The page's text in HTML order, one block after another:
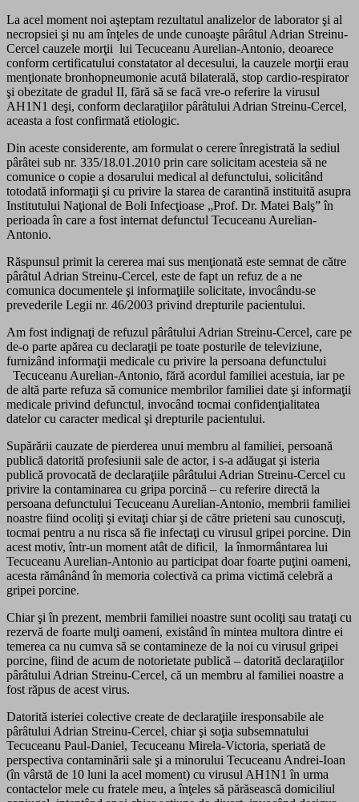
La acel moment noi aşteptam rezultatul analizelor de laborator şi al
necropsiei şi nu am înţeles de unde cunoaşte pârâtul Adrian Streinu-
Cercel cauzele morţii lui Tecuceanu Aurelian-Antonio, deoarece
conform certificatului constatator al decesului, la cauzele morţii erau
menţionate bronhopneumonie acută bilaterală, stop cardio-respirator
şi obezitate de gradul II, fără să se facă vre-o referire la virusul
AH1N1 deşi, conform declaraţiilor pârâtului Adrian Streinu-Cercel,
aceasta a fost confirmată etiologic.
Din aceste considerente, am formulat o cerere înregistrată la sediul
pârâtei sub nr. 335/18.01.2010 prin care solicitam acesteia să ne
comunice o copie a dosarului medical al defunctului, solicitând
totodată informaţii şi cu privire la starea de carantină instituită asupra
Institutului Naţional de Boli Infecţioase „Prof. Dr. Matei Balş” în
perioada în care a fost internat defunctul Tecuceanu Aurelian-
Antonio.
Răspunsul primit la cererea mai sus menţionată este semnat de către
pârâtul Adrian Streinu-Cercel, este de fapt un refuz de a ne
comunica documentele şi informaţiile solicitate, invocându-se
prevederile Legii nr. 46/2003 privind drepturile pacientului.
Am fost indignaţi de refuzul pârâtului Adrian Streinu-Cercel, care pe
de-o parte apărea cu declaraţii pe toate posturile de televiziune,
furnizând informaţii medicale cu privire la persoana defunctului
Tecuceanu Aurelian-Antonio, fără acordul familiei acestuia, iar pe
de altă parte refuza să comunice membrilor familiei date şi informaţii
medicale privind defunctul, invocând tocmai confidenţialitatea
datelor cu caracter medical şi drepturile pacientului.
Supărării cauzate de pierderea unui membru al familiei, persoană
publică datorită profesiunii sale de actor, i s-a adăugat şi isteria
publică provocată de declaraţiile pârâtului Adrian Streinu-Cercel cu
privire la contaminarea cu gripa porcină – cu referire directă la
persoana defunctului Tecuceanu Aurelian-Antonio, membrii familiei
noastre fiind ocoliţi şi evitaţi chiar şi de către prieteni sau cunoscuţi,
tocmai pentru a nu risca să fie infectaţi cu virusul gripei porcine. Din
acest motiv, într-un moment atât de dificil, la înmormântarea lui
Tecuceanu Aurelian-Antonio au participat doar foarte puţini oameni,
acesta rămânând în memoria colectivă ca prima victimă celebră a
gripei porcine.
Chiar şi în prezent, membrii familiei noastre sunt ocoliţi sau trataţi cu
rezervă de foarte mulţi oameni, existând în mintea multora dintre ei
temerea ca nu cumva să se contamineze de la noi cu virusul gripei
porcine, fiind de acum de notorietate publică – datorită declaraţiilor
pârâtului Adrian Streinu-Cercel, că un membru al familiei noastre a
fost răpus de acest virus.
Datorită isteriei colective create de declaraţiile iresponsabile ale
pârâtului Adrian Streinu-Cercel, chiar şi soţia subsemnatului
Tecuceanu Paul-Daniel, Tecuceanu Mirela-Victoria, speriată de
perspectiva contaminării sale şi a minorului Tecuceanu Andrei-Ioan
(în vârstă de 10 luni la acel moment) cu virusul AH1N1 în urma
contactelor mele cu fratele meu, a înţeles să părăsească domiciliul